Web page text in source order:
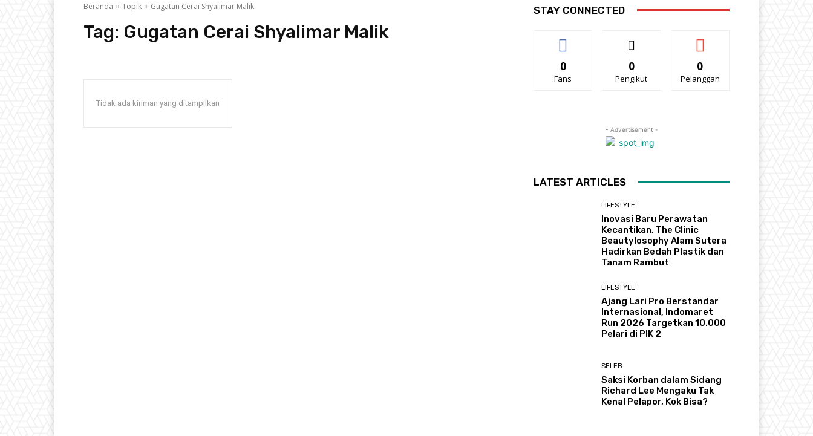
Beranda Topik Gugatan Cerai Shyalimar Malik
Tag: Gugatan Cerai Shyalimar Malik
Tidak ada kiriman yang ditampilkan
STAY CONNECTED
0
Fans
0
Pengikut
0
Pelanggan
- Advertisement -
LATEST ARTICLES
LIFESTYLE
Inovasi Baru Perawatan
Kecantikan, The Clinic
Beautylosophy Alam Sutera
Hadirkan Bedah Plastik dan
Tanam Rambut
LIFESTYLE
Ajang Lari Pro Berstandar
Internasional, Indomaret
Run 2026 Targetkan 10.000
Pelari di PIK 2
SELEB
Saksi Korban dalam Sidang
Richard Lee Mengaku Tak
Kenal Pelapor, Kok Bisa?